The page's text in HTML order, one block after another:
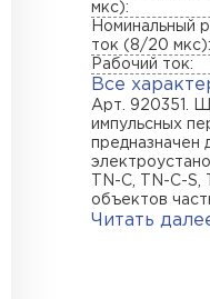
мкс):
Номинальный
ток (8/20 мкс):
Рабочий ток:
Все
Арт. 920351.
импульсных
предназначен
TN-C, TN-C-
объектов
Читать